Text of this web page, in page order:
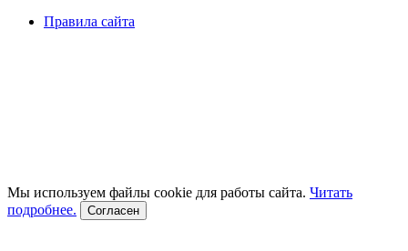
Правила сайта
Мы используем файлы cookie для работы сайта. Читать
подробнее.
Согласен